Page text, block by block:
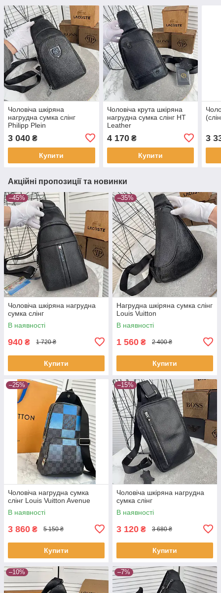
Чоловіча шкіряна
нагрудна сумка слінг
Philipp Plein
3 040 ₴
Купити
Чоловіча крута шкіряна
нагрудна сумка слінг HT
Leather
4 170₴
Купити
3
Акційні пропозиції та новинки
–45%
Чоловіча шкіряна нагрудна
сумка слінг
В наявності
940 ₴ 1 720 ₴
Купити
–35%
Нагрудна шкіряна сумка слінг
Louis Vuitton
В наявності
1 560 ₴ 2 400 ₴
Купити
–25%
Чоловіча нагрудна сумка
слінг Louis Vuitton Avenue
В наявності
3 860 ₴ 5 150 ₴
Купити
–15%
Чоловіча шкіряна нагрудна
сумка слінг
В наявності
3 120 ₴ 3 680 ₴
Купити
–10% –7%